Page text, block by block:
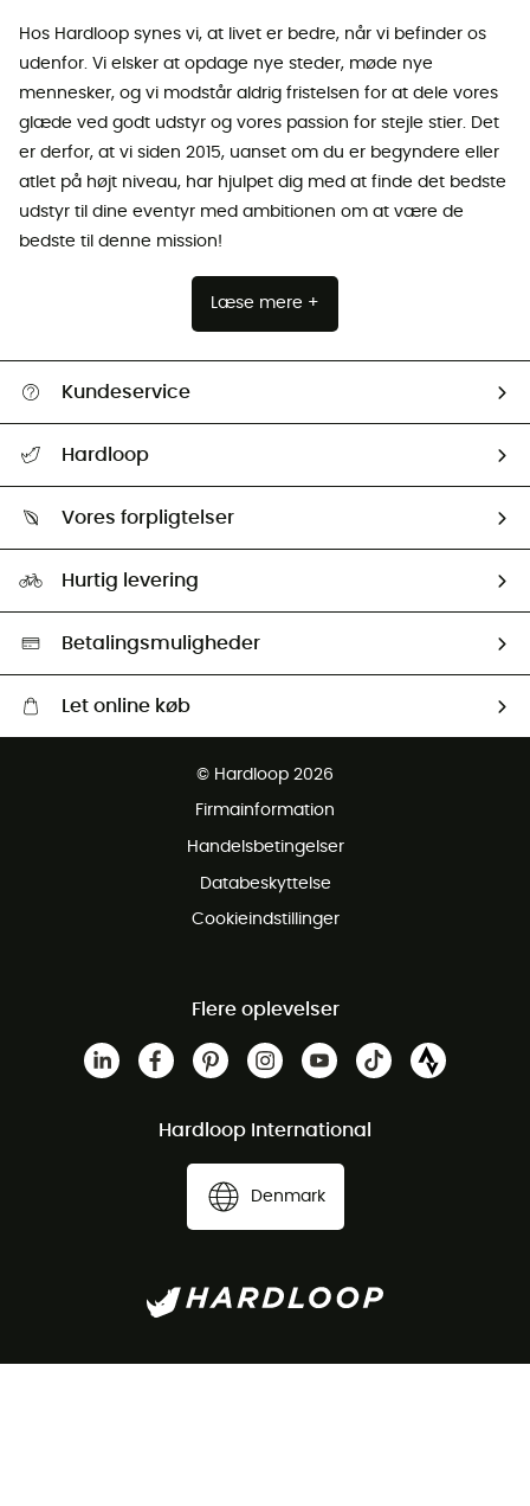
Hos Hardloop synes vi, at livet er bedre, når vi befinder os
udenfor. Vi elsker at opdage nye steder, møde nye
mennesker, og vi modstår aldrig fristelsen for at dele vores
glæde ved godt udstyr og vores passion for stejle stier. Det
er derfor, at vi siden 2015, uanset om du er begyndere eller
atlet på højt niveau, har hjulpet dig med at finde det bedste
udstyr til dine eventyr med ambitionen om at være de
bedste til denne mission!
Læse mere +
Kundeservice
Returnering & Tilbagebetaling
Hardloop
Our ambassadors
Vores forpligtelser
Second hand
HardGreen Udvalg
Hurtig levering
Betalingsmuligheder
Let online køb
Gratis retur inden for 100 dage
© Hardloop 2026
Firmainformation
Handelsbetingelser
Databeskyttelse
Cookieindstillinger
Flere oplevelser
Hardloop International
Denmark